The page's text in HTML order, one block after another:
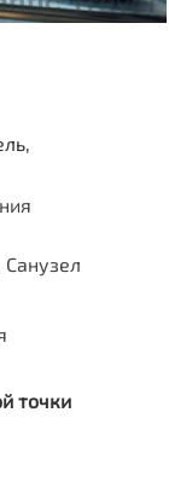
точки